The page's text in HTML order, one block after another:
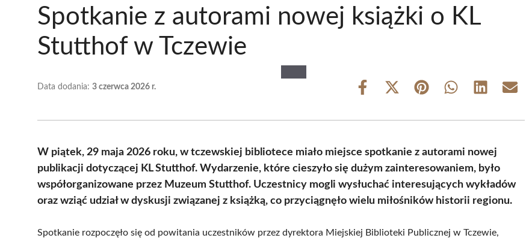
Spotkanie z autorami nowej książki o KL
Stutthof w Tczewie
Data dodania: 3 czerwca 2026 r.
Share
Share
(Twitter)
Share Share Share Share
W piątek, 29 maja 2026 roku, w tczewskiej bibliotece miało miejsce spotkanie z autorami nowej
publikacji dotyczącej KL Stutthof. Wydarzenie, które cieszyło się dużym zainteresowaniem, było
współorganizowane przez Muzeum Stutthof. Uczestnicy mogli wysłuchać interesujących wykładów
oraz wziąć udział w dyskusji związanej z książką, co przyciągnęło wielu miłośników historii regionu.
Spotkanie rozpoczęło się od powitania uczestników przez dyrektora Miejskiej Biblioteki Publicznej w Tczewie,